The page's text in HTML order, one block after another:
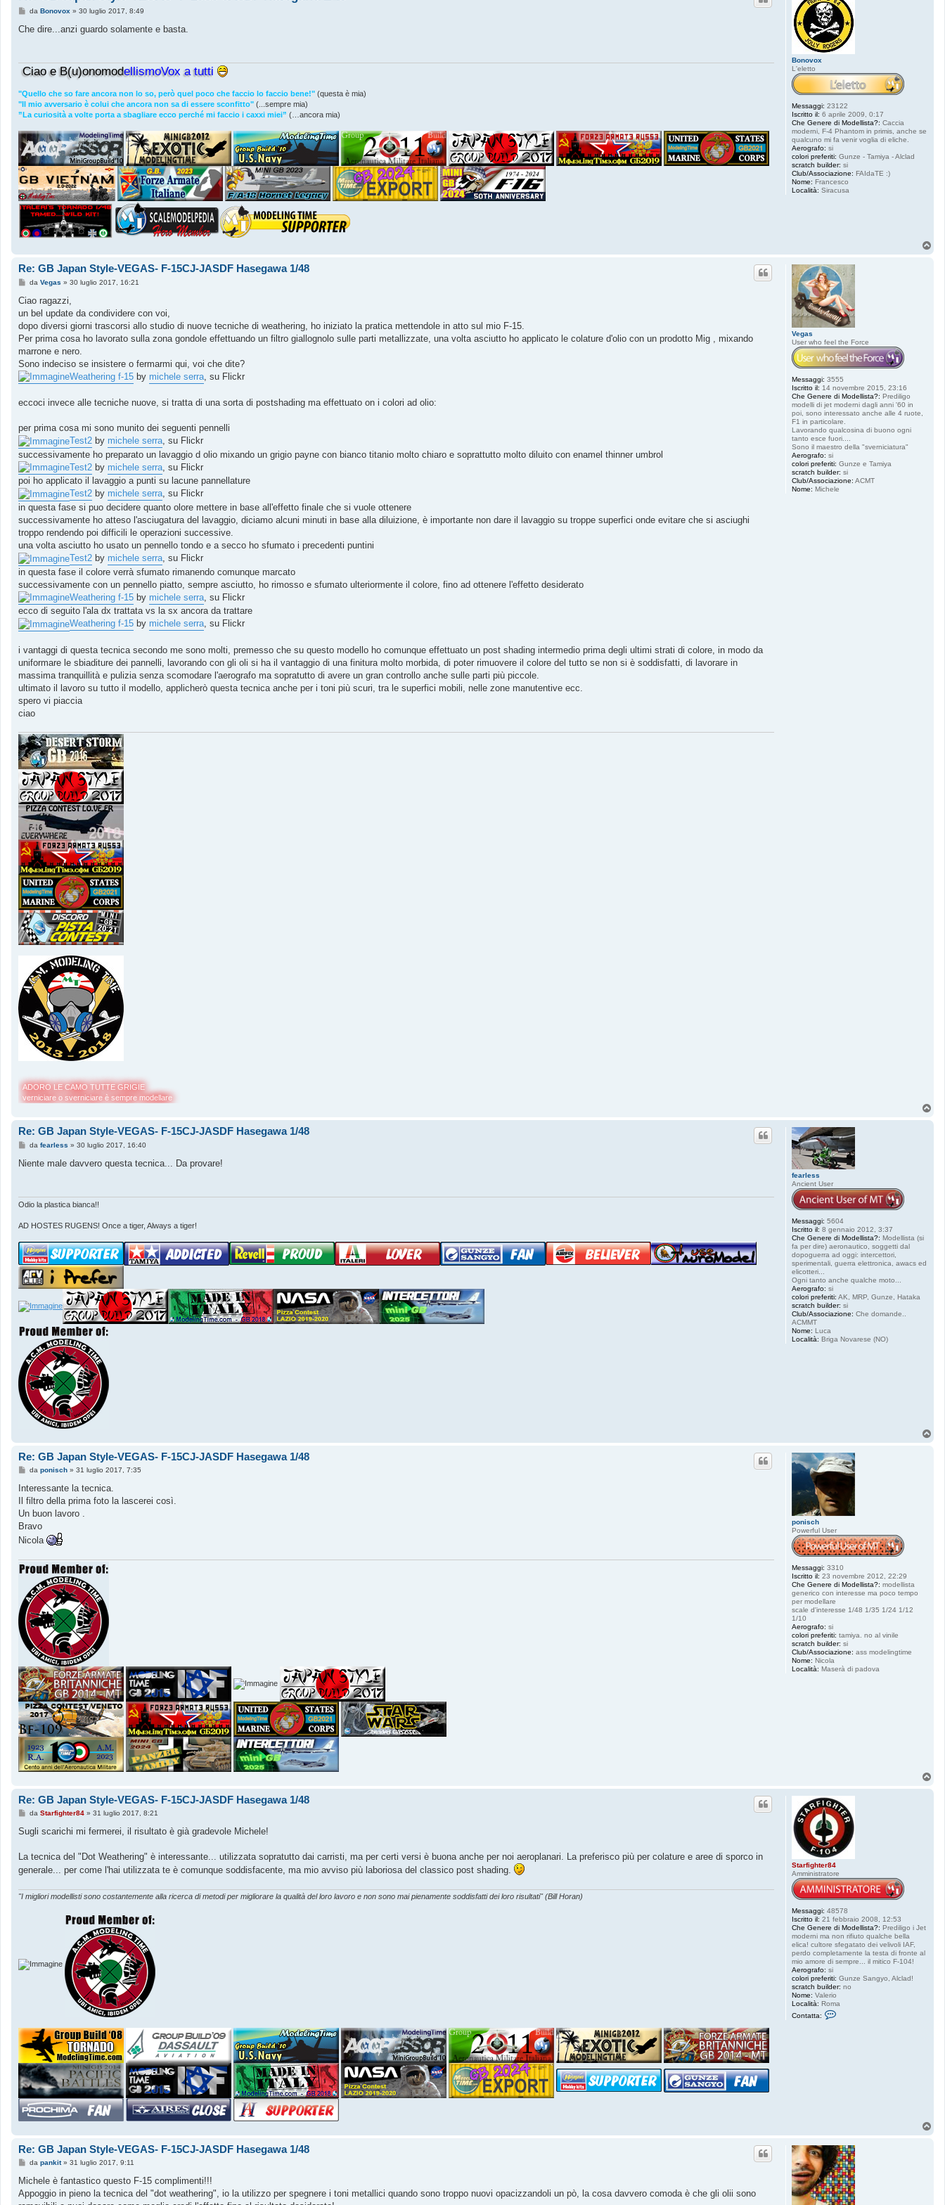
Bonovox
L'eletto
Messaggi: 23122
Iscritto il: 6 aprile 2009, 0:17
Che Genere di Modellista?: Caccia
moderni, F-4 Phantom in primis, anche se
qualcuno mi fa venir voglia di eliche.
Aerografo: si
colori preferiti: Gunze - Tamiya - Alclad
scratch builder: si
Club/Associazione: FAIdaTE :)
Nome: Francesco
Località: Siracusa
M
s
i
o
da Bonovox » 30 luglio 2017, 8:49
Che dire...anzi guardo solamente e basta.
Ciao e B(u)onomodellismoVox a tutti
"Quello che so fare ancora non lo so, però quel poco che faccio lo faccio bene!" (questa è mia)
"Il mio avversario è colui che ancora non sa di essere sconfitto" (...sempre mia)
”La curiosità a volte porta a sbagliare ecco perché mi faccio i caxxi miei” (…ancora mia)
Vegas
User who feel the Force
Messaggi: 3555
Iscritto il: 14 novembre 2015, 23:16
Che Genere di Modellista?: Prediligo
modelli di jet moderni dagli anni '60 in
poi, sono interessato anche alle 4 ruote,
F1 in particolare.
Lavorando qualcosina di buono ogni
tanto esce fuori....
Sono il maestro della "sverniciatura"
Aerografo: si
colori preferiti: Gunze e Tamiya
scratch builder: si
Club/Associazione: ACMT
Nome: Michele
Re: GB Japan Style-VEGAS- F-15CJ-JASDF Hasegawa 1/48
M
s
a
g
g
i
o
da Vegas » 30 luglio 2017, 16:21
Ciao ragazzi,
un bel update da condividere con voi,
dopo diversi giorni trascorsi allo studio di nuove tecniche di weathering, ho iniziato la pratica mettendole in atto sul mio F-15.
Per prima cosa ho lavorato sulla zona gondole effettuando un filtro giallognolo sulle parti metallizzate, una volta asciutto ho applicato le colature d'olio con un prodotto Mig , mixando
marrone e nero.
Sono indeciso se insistere o fermarmi qui, voi che dite?
Weathering f-15 by michele serra , su Flickr
eccoci invece alle tecniche nuove, si tratta di una sorta di postshading ma effettuato on i colori ad olio:
per prima cosa mi sono munito dei seguenti pennelli
Test2 by michele serra, su Flickr
successivamente ho preparato un lavaggio d olio mixando un grigio payne con bianco titanio molto chiaro e soprattutto molto diluito con enamel thinner umbrol
Test2 by michele serra , su Flickr
poi ho applicato il lavaggio a punti su lacune pannellature
Test2 by michele serra, su Flickr
in questa fase si puo decidere quanto olore mettere in base all'effetto finale che si vuole ottenere
successivamente ho atteso l'asciugatura del lavaggio, diciamo alcuni minuti in base alla diluizione, è importante non dare il lavaggio su troppe superfici onde evitare che si asciughi
troppo rendendo poi difficili le operazioni successive.
una volta asciutto ho usato un pennello tondo e a secco ho sfumato i precedenti puntini
Test2 by michele serra, su Flickr
in questa fase il colore verrà sfumato rimanendo comunque marcato
successivamente con un pennello piatto, sempre asciutto, ho rimosso e sfumato ulteriormente il colore, fino ad ottenere l'effetto desiderato
Weathering f-15 by michele serra , su Flickr
ecco di seguito l'ala dx trattata vs la sx ancora da trattare
Weathering f-15 by michele serra, su Flickr
i vantaggi di questa tecnica secondo me sono molti, premesso che su questo modello ho comunque effettuato un post shading intermedio prima degli ultimi strati di colore, in modo da
uniformare le sbiaditure dei pannelli, lavorando con gli oli si ha il vantaggio di una finitura molto morbida, di poter rimuovere il colore del tutto se non si è soddisfatti, di lavorare in
massima tranquillità e pulizia senza scomodare l'aerografo ma sopratutto di avere un gran controllo anche sulle parti più piccole.
ultimato il lavoro su tutto il modello, applicherò questa tecnica anche per i toni più scuri, tra le superfici mobili, nelle zone manutentive ecc.
spero vi piaccia
ciao
ADORO LE CAMO TUTTE GRIGIE
verniciare o sverniciare è sempre modellare
fearless
Ancient User
Messaggi: 5604
Iscritto il: 8 gennaio 2012, 3:37
Che Genere di Modellista?: Modellista (si
fa per dire) aeronautico, soggetti dal
dopoguerra ad oggi: intercettori,
sperimentali, guerra elettronica, awacs ed
elicotteri...
Ogni tanto anche qualche moto...
Aerografo: si
colori preferiti: AK, MRP, Gunze, Hataka
scratch builder: si
Club/Associazione: Che domande..
ACMMT
Nome: Luca
Località: Briga Novarese (NO)
Re: GB Japan Style-VEGAS- F-15CJ-JASDF Hasegawa 1/48
M
s
i
da fearless » 30 luglio 2017, 16:40
Niente male davvero questa tecnica... Da provare!
Odio la plastica bianca!!
AD HOSTES RUGENS! Once a tiger, Always a tiger!
ponisch
Powerful User
Messaggi: 3310
Iscritto il: 23 novembre 2012, 22:29
Che Genere di Modellista?: modellista
generico con interesse ma poco tempo
per modellare
scale d'interesse 1/48 1/35 1/24 1/12
1/10
Aerografo: si
colori preferiti: tamiya. no al vinile
scratch builder: si
Club/Associazione: ass modelingtime
Nome: Nicola
Località: Maserà di padova
Re: GB Japan Style-VEGAS- F-15CJ-JASDF Hasegawa 1/48
M
s
a
g
i
da ponisch» 31 luglio 2017, 7:35
Interessante la tecnica.
Il filtro della prima foto la lascerei così.
Un buon lavoro .
Bravo
Nicola
Starfighter84
Amministratore
Messaggi: 48578
Iscritto il: 21 febbraio 2008, 12:53
Che Genere di Modellista?: Prediligo i Jet
moderni ma non rifiuto qualche bella
elica! cultore sfegatato dei velivoli IAF,
perdo completamente la testa di fronte al
mio amore di sempre... il mitico F-104!
Aerografo: si
colori preferiti: Gunze Sangyo, Alclad!
scratch builder: no
Nome: Valerio
Località: Roma
Contatta:
h
t
e
r
8
4
Re: GB Japan Style-VEGAS- F-15CJ-JASDF Hasegawa 1/48
M
s
g
i
da Starfighter84» 31 luglio 2017, 8:21
Sugli scarichi mi fermerei, il risultato è già gradevole Michele!
La tecnica del "Dot Weathering" è interessante... utilizzata sopratutto dai carristi, ma per certi versi è buona anche per noi aeroplanari. La preferisco più per colature e aree di sporco in
generale... per come l'hai utilizzata te è comunque soddisfacente, ma mio avviso più laboriosa del classico post shading.
"I migliori modellisti sono costantemente alla ricerca di metodi per migliorare la qualità del loro lavoro e non sono mai pienamente soddisfatti dei loro risultati" (Bill Horan)
Re: GB Japan Style-VEGAS- F-15CJ-JASDF Hasegawa 1/48
M
s
a
da pankit» 31 luglio 2017, 9:11
Michele è fantastico questo F-15 complimenti!!!
Appoggio in pieno la tecnica del "dot weathering", io la utilizzo per spegnere i toni metallici quando sono troppo nuovi opacizzandoli un pò, la cosa davvero comoda è che gli olii sono